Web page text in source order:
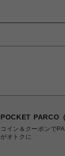
POCKET PARCO
コイン＆クーポンで
がオトクに